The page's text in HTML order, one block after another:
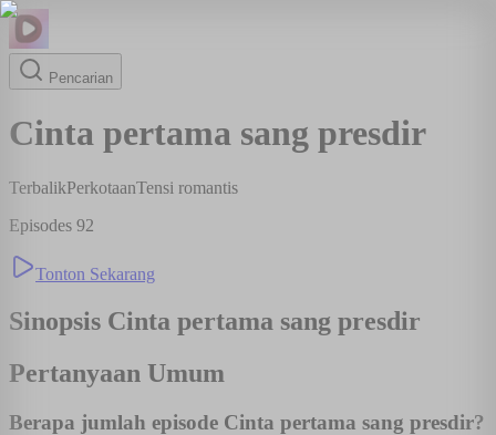
Pencarian
Cinta pertama sang presdir
TerbalikPerkotaanTensi romantis
Episodes 92
Tonton Sekarang
Sinopsis Cinta pertama sang presdir
Pertanyaan Umum
Berapa jumlah episode Cinta pertama sang presdir?